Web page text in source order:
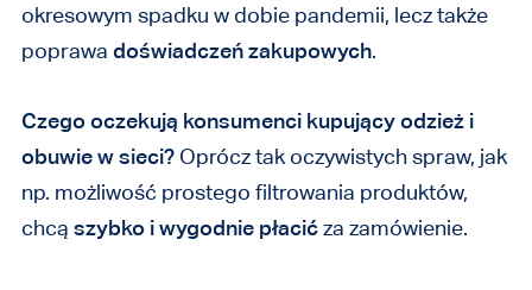
okresowym spadku w dobie pandemii, lecz także
poprawa doświadczeń zakupowych.
Czego oczekują konsumenci kupujący odzież i
obuwie w sieci?Oprócz tak oczywistych spraw, jak
np. możliwość prostego filtrowania produktów,
chcą szybko i wygodnie płacićza zamówienie.